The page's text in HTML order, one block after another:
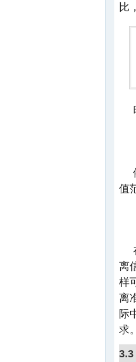
比
值
离
样
离
际
求。
3.3